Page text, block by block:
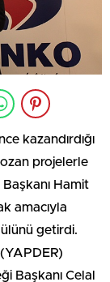
kazandırdığı
projelerle
Hamit
amacıyla
getirdi.
Başkanı Celal